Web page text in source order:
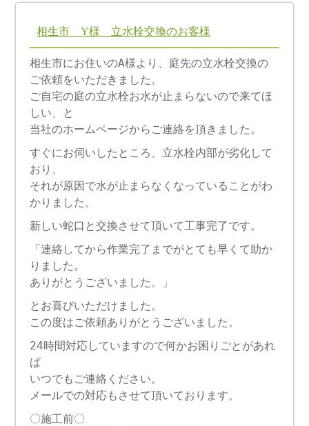
相生市 Y様 立水栓交換のお客様
相生市にお住いのA様より、庭先の立水栓交換の
ご依頼をいただきました。
ご自宅の庭の立水栓お水が止まらないので来てほ
しい、と
当社のホームページからご連絡を頂きました。
すぐにお伺いしたところ、立水栓内部が劣化して
おり、
それが原因で水が止まらなくなっていることがわ
かりました。
新しい蛇口と交換させて頂いて工事完了です。
「連絡してから作業完了までがとても早くて助か
りました。
ありがとうございました。」
とお喜びいただけました。
この度はご依頼ありがとうございました。
24時間対応していますので何かお困りごとがあれ
ば
いつでもご連絡ください。
メールでの対応もさせて頂いております。
〇施工前〇